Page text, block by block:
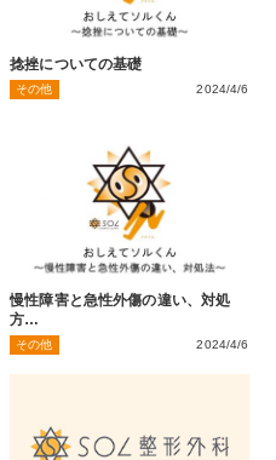
捻挫についての基礎
その他 2024/4/6
慢性障害と急性外傷の違い、対処
方…
その他 2024/4/6